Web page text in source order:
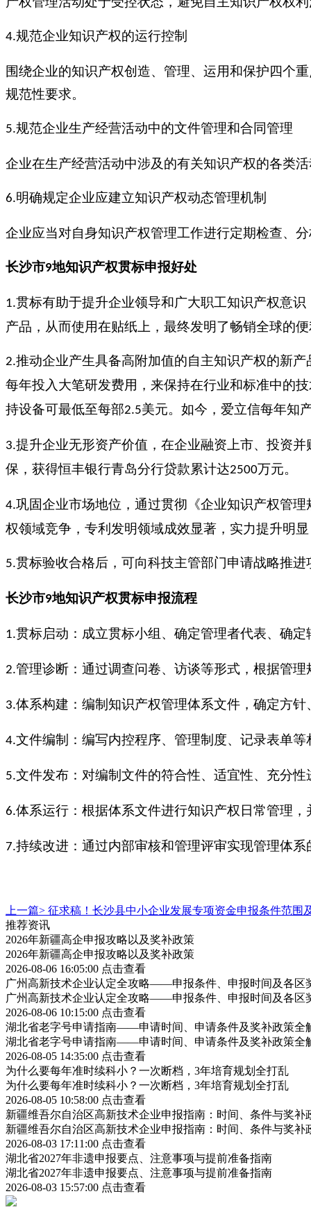
4.规范企业知识产权的运行控制
围绕企业的知识产权创造、管理、运用和保护四个
规范性要求。
5.规范企业生产经营活动中的文件管理和合同管理
企业在生产经营活动中涉及的有关知识产权的各类
6.明确规定企业应建立知识产权动态管理机制
企业应当对自身知识产权管理工作进行定期检查、
长沙市9地知识产权贯标申报好处
1.贯标有助于提升企业领导和广大职工知识产权意
产品，从而使用在贴纸上，最终发明了畅销全球的
2.推动企业产生具备高附加值的自主知识产权的新
每年投入大笔研发费用，来保持在行业和标准中的
持设备可最低至每部2.5美元。如今，爱立信每年知
3.提升企业无形资产价值，在企业融资上市、投资
保，获得恒丰银行青岛分行贷款累计达2500万元。
4.巩固企业市场地位，通过贯彻《企业知识产权管
权领域竞争，专利发明领域成效显著，实力提升明
5.贯标验收合格后，可向科技主管部门申请战略推
长沙市9地知识产权贯标申报流程
1.贯标启动：成立贯标小组、确定管理者代表、确
2.管理诊断：通过调查问卷、访谈等形式，根据管
3.体系构建：编制知识产权管理体系文件，确定方
4.文件编制：编写内控程序、管理制度、记录表单等
5.文件发布：对编制文件的符合性、适宜性、充分
6.体系运行：根据体系文件进行知识产权日常管理
7.持续改进：通过内部审核和管理评审实现管理体系
上一篇> 征求稿！长沙县中小企业发展专项资金申报条件范围
推荐资讯
2026年新疆高企申报攻略以及奖补政策
2026年新疆高企申报攻略以及奖补政策
2026-08-06 16:05:00 点击查看
广州高新技术企业认定全攻略——申报条件、申报时间及各区
广州高新技术企业认定全攻略——申报条件、申报时间及各区
2026-08-06 10:15:00 点击查看
湖北省老字号申请指南——申请时间、申请条件及奖补政策全
湖北省老字号申请指南——申请时间、申请条件及奖补政策全
2026-08-05 14:35:00 点击查看
为什么要每年准时续科小？一次断档，3年培育规划全打乱
为什么要每年准时续科小？一次断档，3年培育规划全打乱
2026-08-05 10:58:00 点击查看
新疆维吾尔自治区高新技术企业申报指南：时间、条件与奖补
新疆维吾尔自治区高新技术企业申报指南：时间、条件与奖补
2026-08-03 17:11:00 点击查看
湖北省2027年非遗申报要点、注意事项与提前准备指南
湖北省2027年非遗申报要点、注意事项与提前准备指南
2026-08-03 15:57:00 点击查看